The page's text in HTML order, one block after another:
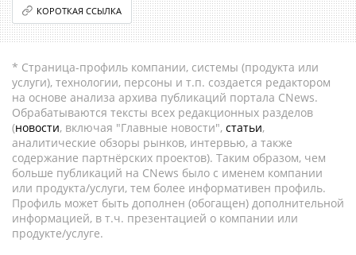
КОРОТКАЯ ССЫЛКА
* Страница-профиль компании, системы (продукта или
услуги), технологии, персоны и т.п. создается редактором
на основе анализа архива публикаций портала CNews.
Обрабатываются тексты всех редакционных разделов
(новости, включая "Главные новости", статьи,
аналитические обзоры рынков, интервью, а также
содержание партнёрских проектов). Таким образом, чем
больше публикаций на CNews было с именем компании
или продукта/услуги, тем более информативен профиль.
Профиль может быть дополнен (обогащен) дополнительной
информацией, в т.ч. презентацией о компании или
продукте/услуге.